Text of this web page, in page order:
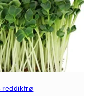
reddikfrø